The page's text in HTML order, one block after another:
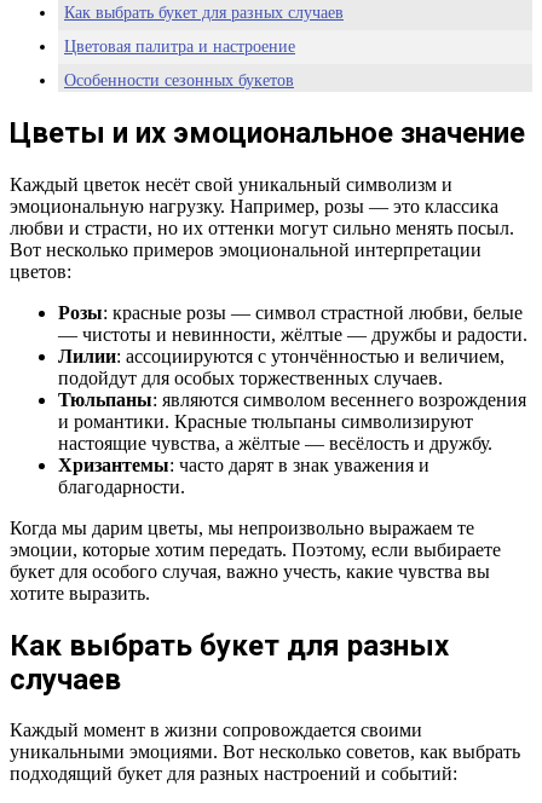
Как выбрать букет для разных случаев
Цветовая палитра и настроение
Особенности сезонных букетов
Цветы и их эмоциональное значение
Каждый цветок несёт свой уникальный символизм и
эмоциональную нагрузку. Например, розы — это классика
любви и страсти, но их оттенки могут сильно менять посыл.
Вот несколько примеров эмоциональной интерпретации
цветов:
Розы: красные розы — символ страстной любви, белые
— чистоты и невинности, жёлтые — дружбы и радости.
Лилии: ассоциируются с утончённостью и величием,
подойдут для особых торжественных случаев.
Тюльпаны: являются символом весеннего возрождения
и романтики. Красные тюльпаны символизируют
настоящие чувства, а жёлтые — весёлость и дружбу.
Хризантемы: часто дарят в знак уважения и
благодарности.
Когда мы дарим цветы, мы непроизвольно выражаем те
эмоции, которые хотим передать. Поэтому, если выбираете
букет для особого случая, важно учесть, какие чувства вы
хотите выразить.
Как выбрать букет для разных
случаев
Каждый момент в жизни сопровождается своими
уникальными эмоциями. Вот несколько советов, как выбрать
подходящий букет для разных настроений и событий: